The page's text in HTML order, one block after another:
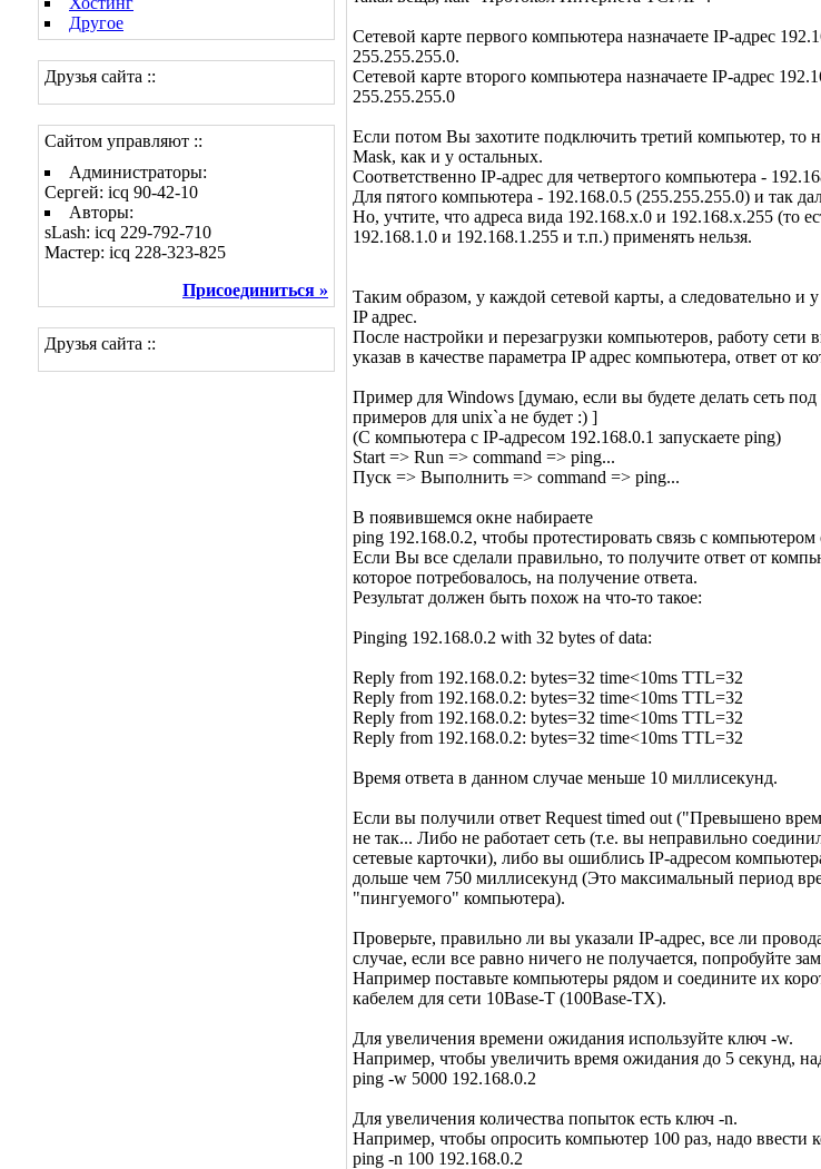
Другое
Друзья сайта ::
Сайтом управляют ::
Администраторы:
Сергей: icq 90-42-10
Авторы:
sLash: icq 229-792-710
Мастер: icq 228-323-825
Присоединиться »
Друзья сайта ::
Сетевой карте первого компьютера назначаете IP-адрес
255.255.255.0.
Сетевой карте второго компьютера назначаете IP-адрес
255.255.255.0
Если потом Вы захотите подключить третий компьютер, то
Mask, как и у остальных.
Соответственно IP-адрес для четвертого компьютера -
Для пятого компьютера - 192.168.0.5 (255.255.255.0) и так
Но, учтите, что адреса вида 192.168.x.0 и 192.168.x.255 (то
192.168.1.0 и 192.168.1.255 и т.п.) применять нельзя.
Таким образом, у каждой сетевой карты, а следовательно
IP адрес.
После настройки и перезагрузки компьютеров, работу
указав в качестве параметра IP адрес компьютера, ответ от
Пример для Windows [думаю, если вы будете делать сеть
примеров для unix`а не будет :) ]
(С компьютера с IP-адресом 192.168.0.1 запускаете ping)
Start => Run => command => ping...
Пуск => Выполнить => command => ping...
В появившемся окне набираете
ping 192.168.0.2, чтобы протестировать связь с
Если Вы все сделали правильно, то получите ответ от
которое потребовалось, на получение ответа.
Результат должен быть похож на что-то такое:
Pinging 192.168.0.2 with 32 bytes of data:
Reply from 192.168.0.2: bytes=32 time<10ms TTL=32
Reply from 192.168.0.2: bytes=32 time<10ms TTL=32
Reply from 192.168.0.2: bytes=32 time<10ms TTL=32
Reply from 192.168.0.2: bytes=32 time<10ms TTL=32
Время ответа в данном случае меньше 10 миллисекунд.
Если вы получили ответ Request timed out ("Превышено
не так... Либо не работает сеть (т.е. вы неправильно
сетевые карточки), либо вы ошиблись IP-адресом
дольше чем 750 миллисекунд (Это максимальный период
"пингуемого" компьютера).
Проверьте, правильно ли вы указали IP-адрес, все ли
случае, если все равно ничего не получается, попробуйте
Например поставьте компьютеры рядом и соедините их
кабелем для сети 10Base-T (100Base-TX).
Для увеличения времени ожидания используйте ключ -w.
Например, чтобы увеличить время ожидания до 5 секунд,
ping -w 5000 192.168.0.2
Для увеличения количества попыток есть ключ -n.
Например, чтобы опросить компьютер 100 раз, надо ввести
ping -n 100 192.168.0.2